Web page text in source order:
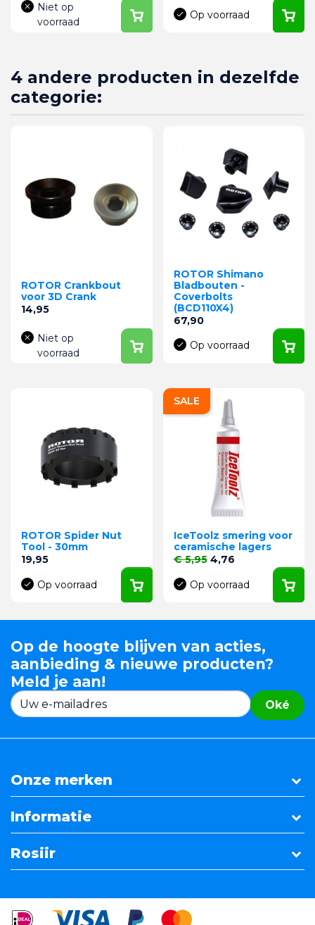
Niet op
voorraad
Op voorraad
4 andere producten in dezelfde
categorie:
ROTOR Crankbout
voor 3D Crank
Prijs
14,95
Niet op
voorraad
ROTOR Shimano
Bladbouten -
Coverbolts
(BCD110X4)
Prijs
67,90
Op voorraad
ROTOR Spider Nut
Tool - 30mm
Prijs
19,95
Op voorraad
IceToolz smering voor
ceramische lagers
Normale prijs
€ 5,95 Prijs
4,76
Op voorraad
SALE
Op de hoogte blijven van acties,
aanbieding & nieuwe producten?
Meld je aan!
Oké
Onze merken
Informatie
Rosiir